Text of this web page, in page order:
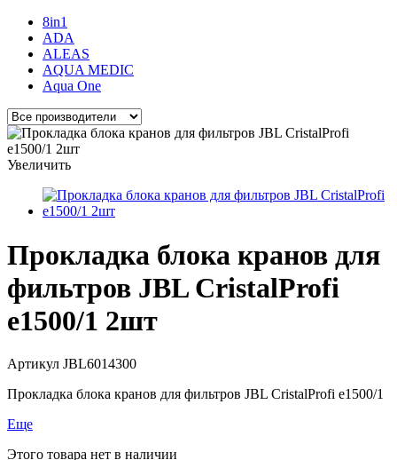
8in1
ADA
ALEAS
AQUA MEDIC
Aqua One
Увеличить
Прокладка блока кранов для
фильтров JBL CristalProfi
е1500/1 2шт
Артикул JBL6014300
Прокладка блока кранов для фильтров JBL CristalProfi e1500/1
Еще
Этого товара нет в наличии